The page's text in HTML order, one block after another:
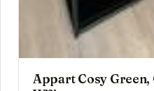
Appart Cosy Green,